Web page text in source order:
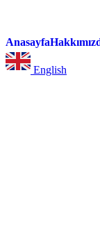
Anasayfa
English